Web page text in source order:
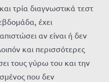
τρία διαγνωστικά τεστ
έχει
αν είναι ή δεν
και περισσότερες
τους γύρω του και την
που δεν